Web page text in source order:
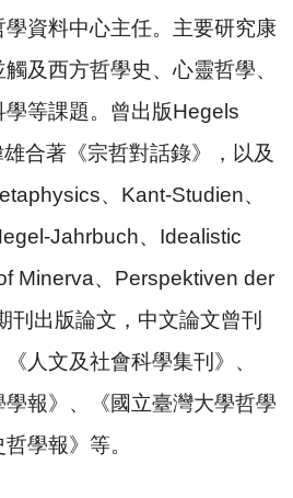
資料中心主任。主要研究康
及西方哲學史、心靈哲學、
等課題。曾出版Hegels
雄合著《宗哲對話錄》，以及
、 Kant-Studien、
Jahrbuch、 Idealistic
Minerva、 Perspektiven der
刊出版論文，中文論文曾刊
人文及社會科學集刊》、
學報》、《國立臺灣大學哲學
學報》等。